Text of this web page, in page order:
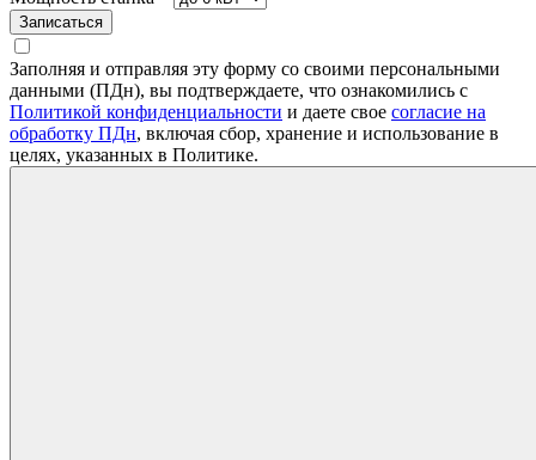
Записаться
Заполняя и отправляя эту форму со своими персональными
данными (ПДн), вы подтверждаете, что ознакомились с
Политикой конфиденциальности и даете свое согласие на
обработку ПДн, включая сбор, хранение и использование в
целях, указанных в Политике.